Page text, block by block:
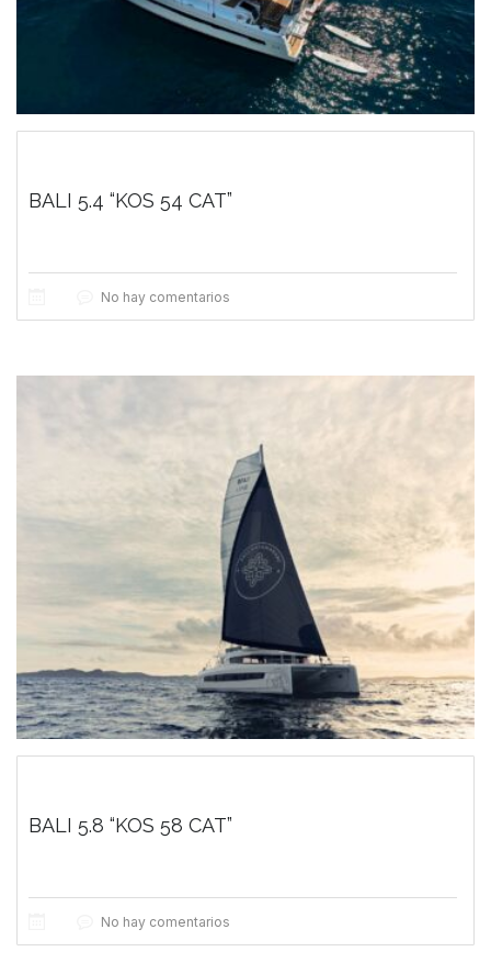
BALI 5.4 “KOS 54 CAT”
No hay comentarios
BALI 5.8 “KOS 58 CAT”
No hay comentarios